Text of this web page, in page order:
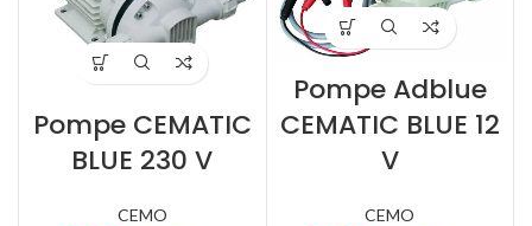
Pompe CEMATIC
BLUE 230 V
CEMO
Pompe Adblue
CEMATIC BLUE 12
V
CEMO